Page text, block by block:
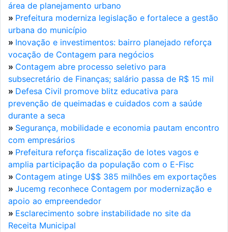
área de planejamento urbano
» Prefeitura moderniza legislação e fortalece a gestão
urbana do município
» Inovação e investimentos: bairro planejado reforça
vocação de Contagem para negócios
» Contagem abre processo seletivo para
subsecretário de Finanças; salário passa de R$ 15 mil
» Defesa Civil promove blitz educativa para
prevenção de queimadas e cuidados com a saúde
durante a seca
» Segurança, mobilidade e economia pautam encontro
com empresários
» Prefeitura reforça fiscalização de lotes vagos e
amplia participação da população com o E-Fisc
» Contagem atinge U$$ 385 milhões em exportações
» Jucemg reconhece Contagem por modernização e
apoio ao empreendedor
» Esclarecimento sobre instabilidade no site da
Receita Municipal